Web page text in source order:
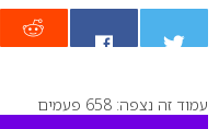
0
עמוד זה נצפה: 658 פעמים